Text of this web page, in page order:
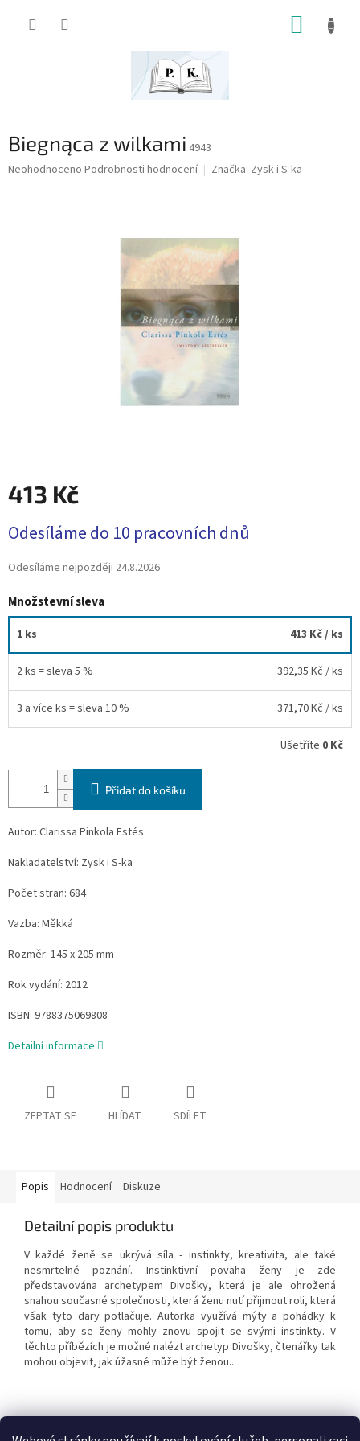
Biegnąca z wilkami 4943
Průměrné
Neohodnoceno Podrobnosti hodnocení Značka: Zysk i S-ka
413 Kč
cena:
Odesíláme do 10 pracovních dnů
Odesíláme nejpozději 24.8.2026
Množstevní sleva
1 ks 413 Kč/ ks
2 ks = sleva 5 % 392,35 Kč / ks
3 a více ks = sleva 10 % 371,70 Kč / ks
Ušetříte 0 Kč
Přidat do košíku
Autor: Clarissa Pinkola Estés
Nakladatelství: Zysk i S-ka
Počet stran: 684
Vazba: Měkká
Rozměr: 145 x 205 mm
Rok vydání: 2012
ISBN: 9788375069808
Detailní informace
ZEPTAT SE HLÍDAT SDÍLET
Popis Hodnocení Diskuze
Detailní popis produktu
V každé ženě se ukrývá síla - instinkty, kreativita, ale také
nesmrtelné poznání. Instinktivní povaha ženy je zde
představována archetypem Divošky, která je ale ohrožená
snahou současné společnosti, která ženu nutí přijmout roli, která
však tyto dary potlačuje. Autorka využívá mýty a pohádky k
tomu, aby se ženy mohly znovu spojit se svými instinkty. V
těchto příbězích je možné nalézt archetyp Divošky, čtenářky tak
mohou objevit, jak úžasné může být ženou...